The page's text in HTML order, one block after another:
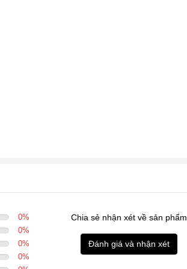
0%
0%
0%
0%
Chia sẻ nhận xét về sản phẩm
Đánh giá và nhận xét